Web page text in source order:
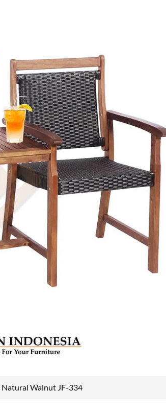
Natural Walnut JF-334